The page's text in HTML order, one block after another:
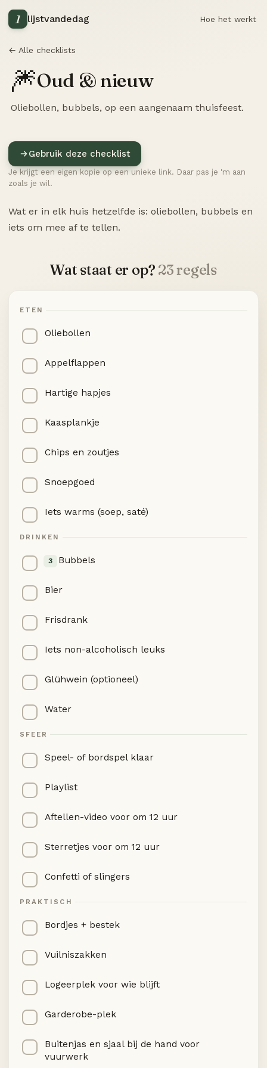
1 lijstvandedag Hoe het werkt
← Alle checklists
🎆Oud & nieuw
Oliebollen, bubbels, op een aangenaam thuisfeest.
Gebruik deze checklist
Je krijgt een eigen kopie op een unieke link. Daar pas je 'm aan
zoals je wil.
Wat er in elk huis hetzelfde is: oliebollen, bubbels en
iets om mee af te tellen.
Wat staat er op? 23 regels
ETEN
Oliebollen
Appelflappen
Hartige hapjes
Kaasplankje
Chips en zoutjes
Snoepgoed
Iets warms (soep, saté)
DRINKEN
3 Bubbels
Bier
Frisdrank
Iets non-alcoholisch leuks
Glühwein (optioneel)
Water
SFEER
Speel- of bordspel klaar
Playlist
Aftellen-video voor om 12 uur
Sterretjes voor om 12 uur
Confetti of slingers
PRAKTISCH
Bordjes + bestek
Vuilniszakken
Logeerplek voor wie blijft
Garderobe-plek
Buitenjas en sjaal bij de hand voor
vuurwerk